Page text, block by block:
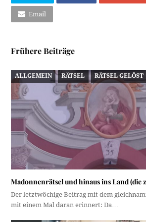
Email
Frühere Beiträge
ALLGEMEIN RÄTSEL RÄTSEL GELÖST
Madonnenrätsel und hinaus ins Land (die
Der letztwöchige Beitrag mit dem
mit einem Mal daran erinnert: Da…